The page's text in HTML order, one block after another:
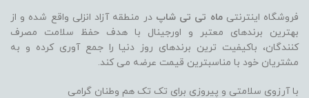
فروشگاه اینترنتیماه تی تی شاپ در منطقه آزاد انزلی واقع شده و از
بهترین برندهای معتبر و اورجینال با هدف حفظ سلامت مصرف
کنندگان، باکیفیت ترین برندهای روز دنیا را جمع آوری کرده و به
مشتریان خود با مناسبترین قیمت عرضه می کند.
با آرزوی سلامتی و پیروزی برای تک تک هم وطنان گرامی